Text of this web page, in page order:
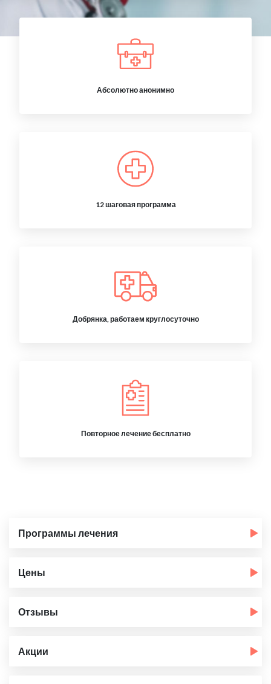
Абсолютно анонимно
12 шаговая программа
Добрянка, работаем круглосуточно
Повторное лечение бесплатно
Программы лечения
Цены
Отзывы
Акции